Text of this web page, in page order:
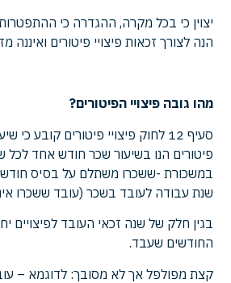
יצוין כי בכל מקרה, ההגדרה כי
הנה לצורך זכאות פיצויי פיטורים
מהו גובה פיצויי הפיטורים?
סעיף 12 לחוק פיצויי פיטורים קובע כי
פיטורים הנו בשיעור שכר חודש אחד לכל
במשכורת -ששכרו משתלם על בסיס
שנת עבודה לעובד בשכר (עובד ששכרו
בגין חלק של שנה זכאי העובד לפיצויים
החודשים שעבד.
קצת מפולפל אך לא מסובך: לדוגמא –